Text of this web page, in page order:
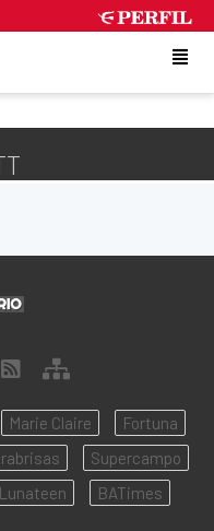
Marie Claire
Fortuna
Supercampo
Lunateen BATimes